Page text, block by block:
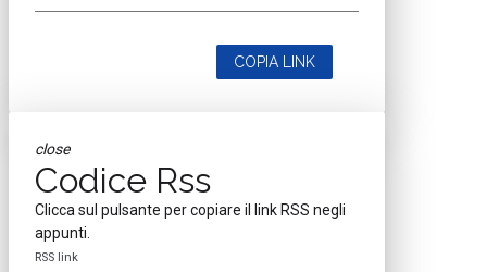
COPIA LINK
close
Codice Rss
Clicca sul pulsante per copiare il link RSS negli
appunti.
RSS link